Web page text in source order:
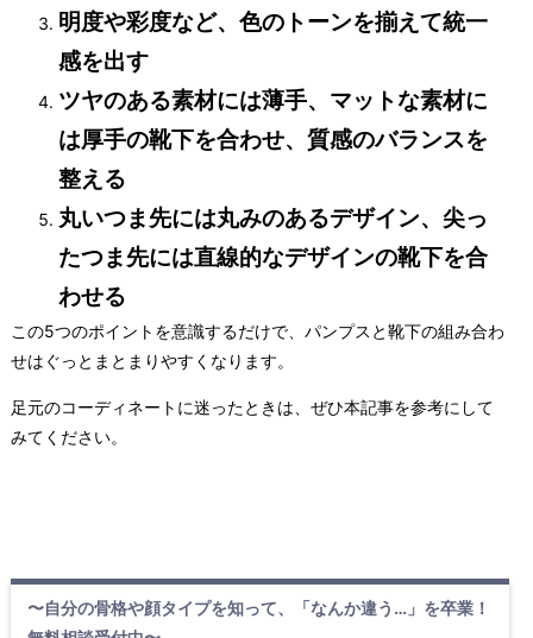
明度や彩度など、色のトーンを揃えて統一
感を出す
ツヤのある素材には薄手、マットな素材に
は厚手の靴下を合わせ、質感のバランスを
整える
丸いつま先には丸みのあるデザイン、尖っ
たつま先には直線的なデザインの靴下を合
わせる
この5つのポイントを意識するだけで、パンプスと靴下の組み合わ
せはぐっとまとまりやすくなります。
足元のコーディネートに迷ったときは、ぜひ本記事を参考にして
みてください。
〜自分の骨格や顔タイプを知って、「なんか違う…」を卒業！